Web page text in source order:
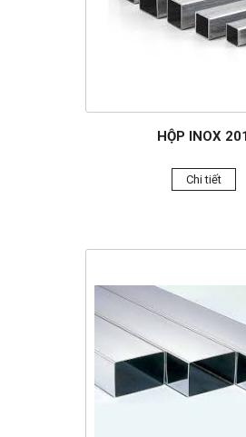
HỘP INOX
Chi tiết